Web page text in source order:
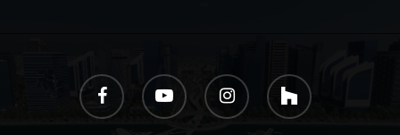
facebook youtube instagram houzz